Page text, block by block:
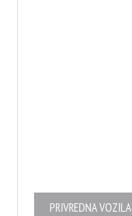
PRIVREDNA VOZILA